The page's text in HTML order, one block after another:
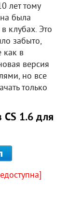
лет тому
была
клубах. Это
забыто,
как в
версия
но все
только
CS 1.6 для